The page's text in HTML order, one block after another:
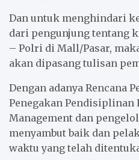
Dan untuk menghindari
dari pengunjung tentang
– Polri di Mall/Pasar,
akan dipasang tulisan
Dengan adanya Rencana
Penegakan Pendisiplinan
Management dan
menyambut baik dan
waktu yang telah